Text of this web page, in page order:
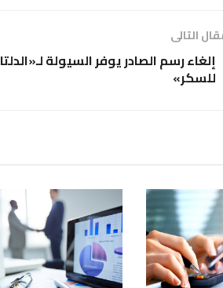
التالى
إلغاء رسم الصادر يوفر السيولة لـ«الدلتا
للسكر»